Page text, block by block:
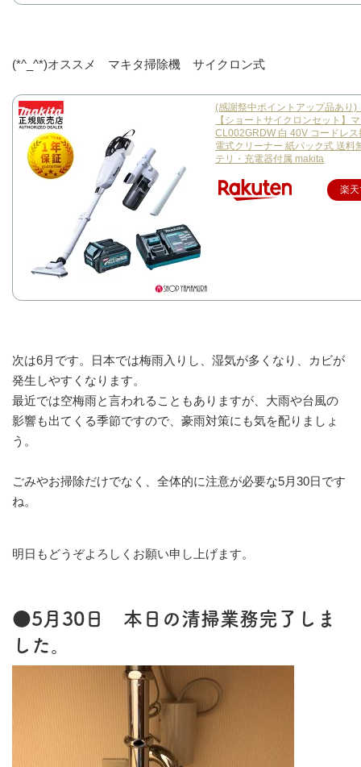
(*^_^*)オススメ マキタ掃除機 サイクロン式
(感謝祭中ポイントアップ品あり)
【ショートサイクロンセット】
CL002GRDW 白 40V コードレス
電式クリーナー 紙パック式 送料
テリ・充電器付属 makita
楽
次は6月です。日本では梅雨入りし、湿気が多くなり、カビが
発生しやすくなります。
最近では空梅雨と言われることもありますが、大雨や台風の
影響も出てくる季節ですので、豪雨対策にも気を配りましょ
う。
ごみやお掃除だけでなく、全体的に注意が必要な5月30日です
ね。
明日もどうぞよろしくお願い申し上げます。
●5月30日 本日の清掃業務完了しま
した。